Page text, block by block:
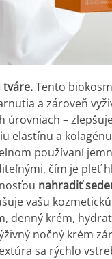
Tento
a zároveň
–
elastínu a
používaní
čím je pleť
nahradiť
vašu
denný krém,
nočný krém
sa rýchlo